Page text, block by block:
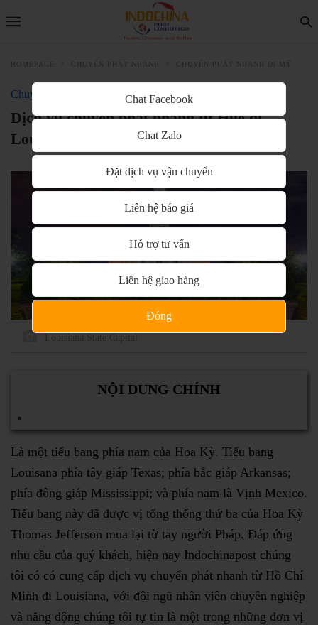
Chuyển phát nhanh đi Mỹ
Dịch vụ chuyển phát nhanh từ Huế đi
Louisiana(Mỹ) giá rẻ, uy tín
NỘI DUNG CHÍNH
Là một tiểu bang phía nam của Hoa Kỳ. Tiểu bang
Louisana phía tây giáp Texas; phía bắc giáp Arkansas;
phía đông giáp Mississippi; và phía nam là Vịnh Mexico.
Tiểu bang này đã được vị tổng thống thứ ba của Hoa Kỳ
Thomas Jefferson mua lại từ tay người Pháp. Đáp ứng
nhu cầu của quý khách, hiện nay Indochinapost chúng
tôi có có cung cấp dịch vụ chuyển phát nhanh từ Hồ Chí
Minh đi Louisiana, với đội ngũ nhân viên chuyên nghiệp
và năng động chúng tôi tự tin là một trong những đơn vị
Chat Facebook
Chat Zalo
Đặt dịch vụ vận chuyển
Liên hệ báo giá
Hỗ trợ tư vấn
Liên hệ giao hàng
Đóng